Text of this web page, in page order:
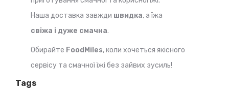
Наша доставка завжди швидка, а їжа
свіжа і дуже смачна.
Обирайте FoodMiles, коли хочеться якісного
сервісу та смачної їжі без зайвих зусиль!
Tags